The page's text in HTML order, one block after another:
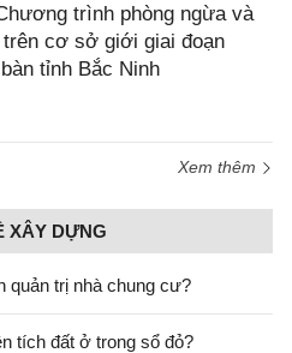
trình phòng ngừa và
cơ sở giới giai đoạn
tỉnh Bắc Ninh
Xem thêm
XÂY DỰNG
quản trị nhà chung cư?
tích đất ở trong sổ đỏ?